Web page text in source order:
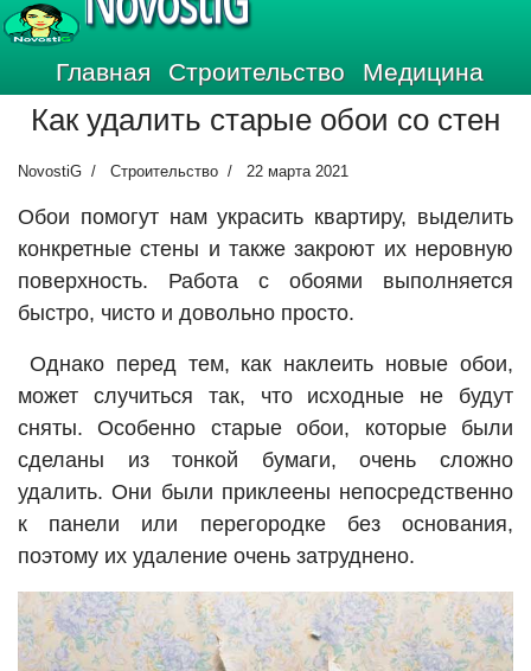
Главная Строительство Медицина
Как удалить старые обои со стен
NovostiG Строительство 22 марта 2021
Обои помогут нам украсить квартиру, выделить
конкретные стены и также закроют их неровную
поверхность. Работа с обоями выполняется
быстро, чисто и довольно просто.
Однако перед тем, как наклеить новые обои,
может случиться так, что исходные не будут
сняты. Особенно старые обои, которые были
сделаны из тонкой бумаги, очень сложно
удалить. Они были приклеены непосредственно
к панели или перегородке без основания,
поэтому их удаление очень затруднено.